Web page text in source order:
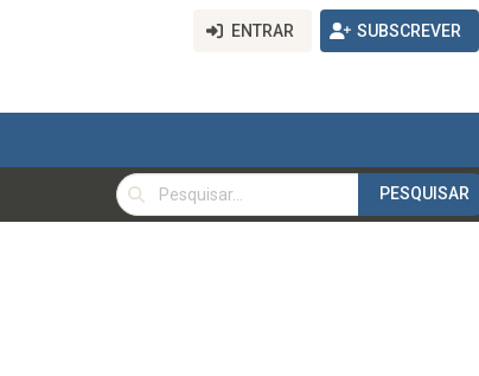
ENTRAR SUBSCREVER
PESQUISAR
PESQUISAR